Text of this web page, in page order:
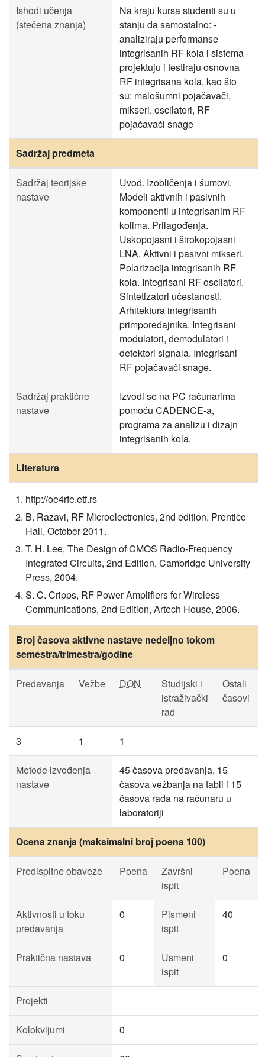
Ishodi učenja
(stečena znanja)
Na kraju kursa studenti su u
stanju da samostalno: -
analiziraju performanse
integrisanih RF kola i sistema -
projektuju i testiraju osnovna
RF integrisana kola, kao što
su: malošumni pojačavači,
mikseri, oscilatori, RF
pojačavači snage
Sadržaj predmeta
Sadržaj teorijske
nastave
Uvod. Izobličenja i šumovi.
Modeli aktivnih i pasivnih
komponenti u integrisanim RF
kolima. Prilagođenja.
Uskopojasni i širokopojasni
LNA. Aktivni i pasivni mikseri.
Polarizacija integrisanih RF
kola. Integrisani RF oscilatori.
Sintetizatori učestanosti.
Arhitektura integrisanih
primporedajnika. Integrisani
modulatori, demodulatori i
detektori signala. Integrisani
RF pojačavači snage.
Sadržaj praktične
nastave
Izvodi se na PC računarima
pomoću CADENCE-a,
programa za analizu i dizajn
integrisanih kola.
Literatura
http://oe4rfe.etf.rs
B. Razavi, RF Microelectronics, 2nd edition, Prentice
Hall, October 2011.
T. H. Lee, The Design of CMOS Radio-Frequency
Integrated Circuits, 2nd Edition, Cambridge University
Press, 2004.
S. C. Cripps, RF Power Amplifiers for Wireless
Communications, 2nd Edition, Artech House, 2006.
Broj časova aktivne nastave nedeljno tokom
semestra/trimestra/godine
Predavanja Vežbe DON
Studijski i
istraživački
rad
Ostali
časovi
3 1 1
Metode izvođenja
nastave
45 časova predavanja, 15
časova vežbanja na tabli i 15
časova rada na računaru u
laboratoriji
Ocena znanja (maksimalni broj poena 100)
Predispitne obaveze Poena
Završni
ispit
Poena
Aktivnosti u toku
predavanja
0
Pismeni
ispit
40
Praktična nastava 0
Usmeni
ispit
0
Projekti
Kolokvijumi 0